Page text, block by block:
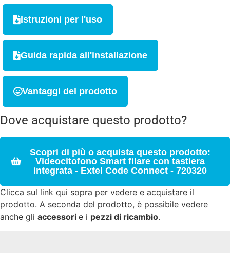
Istruzioni per l'uso
Guida rapida all'installazione
Vantaggi del prodotto
Dove acquistare questo prodotto?
Scopri di più o acquista questo prodotto:
Videocitofono Smart filare con tastiera
integrata - Extel Code Connect - 720320
Clicca sul link qui sopra per vedere e acquistare il
prodotto. A seconda del prodotto, è possibile vedere
anche gli accessori e i pezzi di ricambio.